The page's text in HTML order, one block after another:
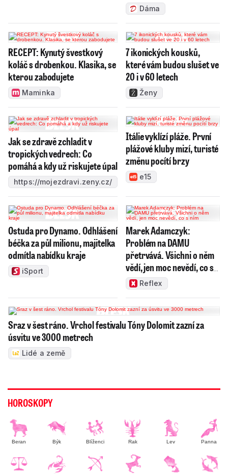
Dáma
RECEPT: Kynutý švestkový
koláč s drobenkou. Klasika, se
kterou zabodujete
Maminka
7 ikonických kousků,
které vám budou slušet ve
20 i v 60 letech
Ženy
Jak se zdravě zchladit v
tropických vedrech: Co
pomáhá a kdy už riskujete úpal
https://mojezdravi.zeny.cz/
Itálie vyklízí pláže. První
plážové kluby mizí, turisté
změnu pocítí brzy
e15
Ostuda pro Dynamo. Odhlášení
béčka za půl milionu, majitelka
odmítla nabídku kraje
iSport
Marek Adamczyk:
Problém na DAMU
přetrvává. Všichni o něm
vědí, jen moc nevědí, co s
nímReflex
Sraz v šest ráno. Vrchol festivalu Tóny Dolomit zazní za
úsvitu ve 3000 metrech
Lidé a země
HOROSKOPY
Beran Býk Blíženci Rak Lev Panna